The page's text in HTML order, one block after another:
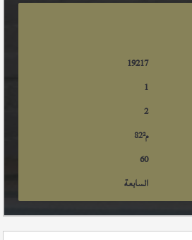
19217
1
2
82م²
60
السابعة